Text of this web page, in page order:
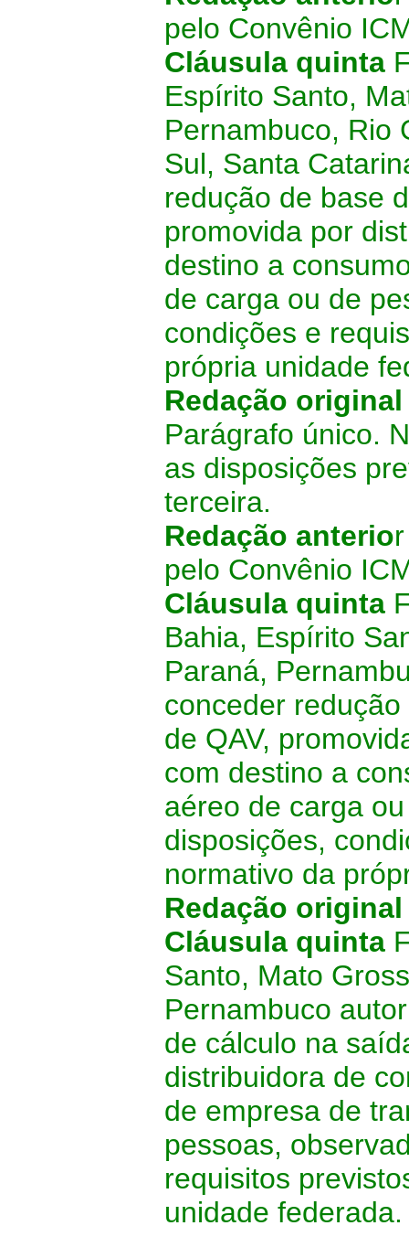
pelo Convênio
Cláusula quinta
Espírito Santo,
Pernambuco, Rio
Sul, Santa
redução de base
promovida por
destino a
de carga ou de
condições e
própria unidade
Redação
Parágrafo único.
as disposições
terceira.
Redação anterio
pelo Convênio
Cláusula quinta
Bahia, Espírito
Paraná,
conceder
de QAV,
com destino a
aéreo de carga
disposições,
normativo da
Redação
Cláusula quinta
Santo, Mato
Pernambuco
de cálculo na
distribuidora de
de empresa de
pessoas,
requisitos
unidade federada.